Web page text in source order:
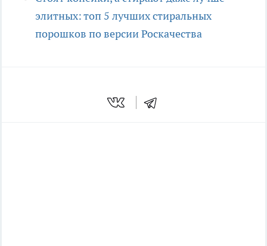
элитных: топ 5 лучших стиральных
порошков по версии Роскачества